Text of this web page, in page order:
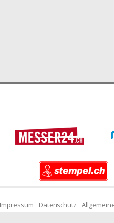
Impressum Datenschutz